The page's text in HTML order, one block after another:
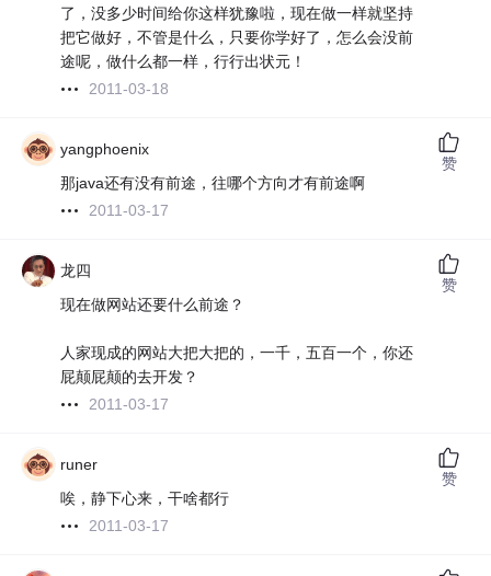
了，没多少时间给你这样犹豫啦，现在做一样就坚持
把它做好，不管是什么，只要你学好了，怎么会没前
途呢，做什么都一样，行行出状元！
2011-03-18
yangphoenix
那java还有没有前途，往哪个方向才有前途啊
2011-03-17
赞
龙四
现在做网站还要什么前途？
人家现成的网站大把大把的，一千，五百一个，你还
屁颠屁颠的去开发？
2011-03-17
赞
runer
唉，静下心来，干啥都行
2011-03-17
赞